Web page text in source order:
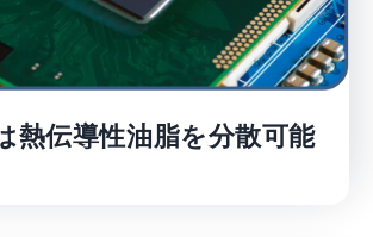
熱伝導性油脂を分散可能